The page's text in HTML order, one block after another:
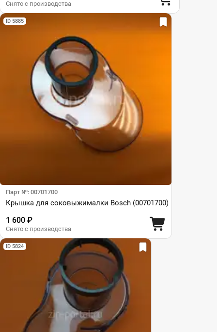
Снято с производства
ID 5885
Парт №: 00701700
Крышка для соковыжималки Bosch (00701700)
1 600 ₽
Снято с производства
ID 5824